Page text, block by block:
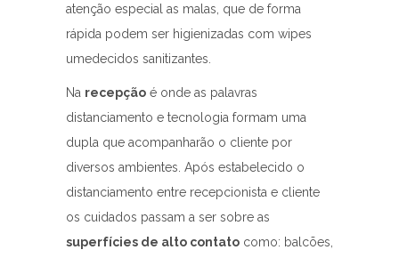
atenção especial as malas, que de forma
rápida podem ser higienizadas com wipes
umedecidos sanitizantes.
Na recepção é onde as palavras
distanciamento e tecnologia formam uma
dupla que acompanharão o cliente por
diversos ambientes. Após estabelecido o
distanciamento entre recepcionista e cliente
os cuidados passam a ser sobre as
superfícies de alto contato como: balcões,